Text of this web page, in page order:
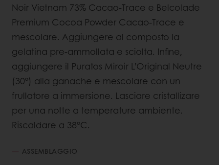
Noir Vietnam 73% Cacao-Trace e Belcolade
Premium Cocoa Powder Cacao-Trace e
mescolare. Aggiungere al composto la
gelatina pre-ammollata e sciolta. Infine,
aggiungere il Puratos Miroir L’Original Neutre
(30°) alla ganache e mescolare con un
frullatore a immersione. Lasciare cristallizare
per una notte a temperature ambiente.
Riscaldare a 38°C.
ASSEMBLAGGIO